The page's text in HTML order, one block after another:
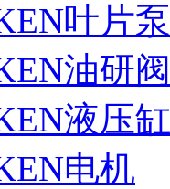
叶片泵
油研阀
液压缸
电机